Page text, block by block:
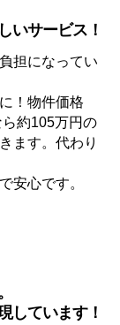
いサービス！
担になってい
！物件価格
約105万円の
ます。代わり
安心です。
しています！